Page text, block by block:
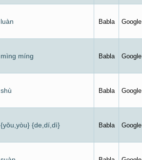
luàn Babla Google
mìng míng Babla Google
shù Babla Google
{yǒu,yòu} {de,dí,dì} Babla Google